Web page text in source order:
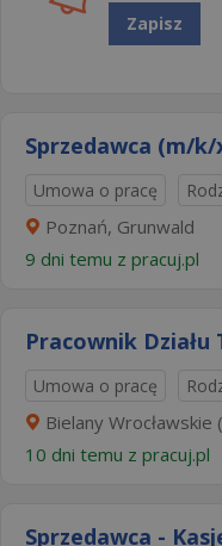
Zapisz
Sprzedawca (m/k/
Umowa o pracę
Poznań, Grunwald
9 dni temu z pracuj.pl
Pracownik
Umowa o pracę
Bielany Wrocławskie
10 dni temu z pracuj.pl
Sprzedawca -